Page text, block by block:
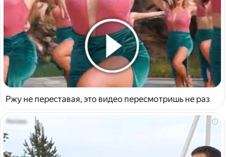
Ржу не переставая, это видео пересмотришь не раз
i